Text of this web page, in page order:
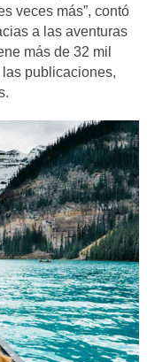
veces más”, contó
a las aventuras
más de 32 mil
publicaciones,